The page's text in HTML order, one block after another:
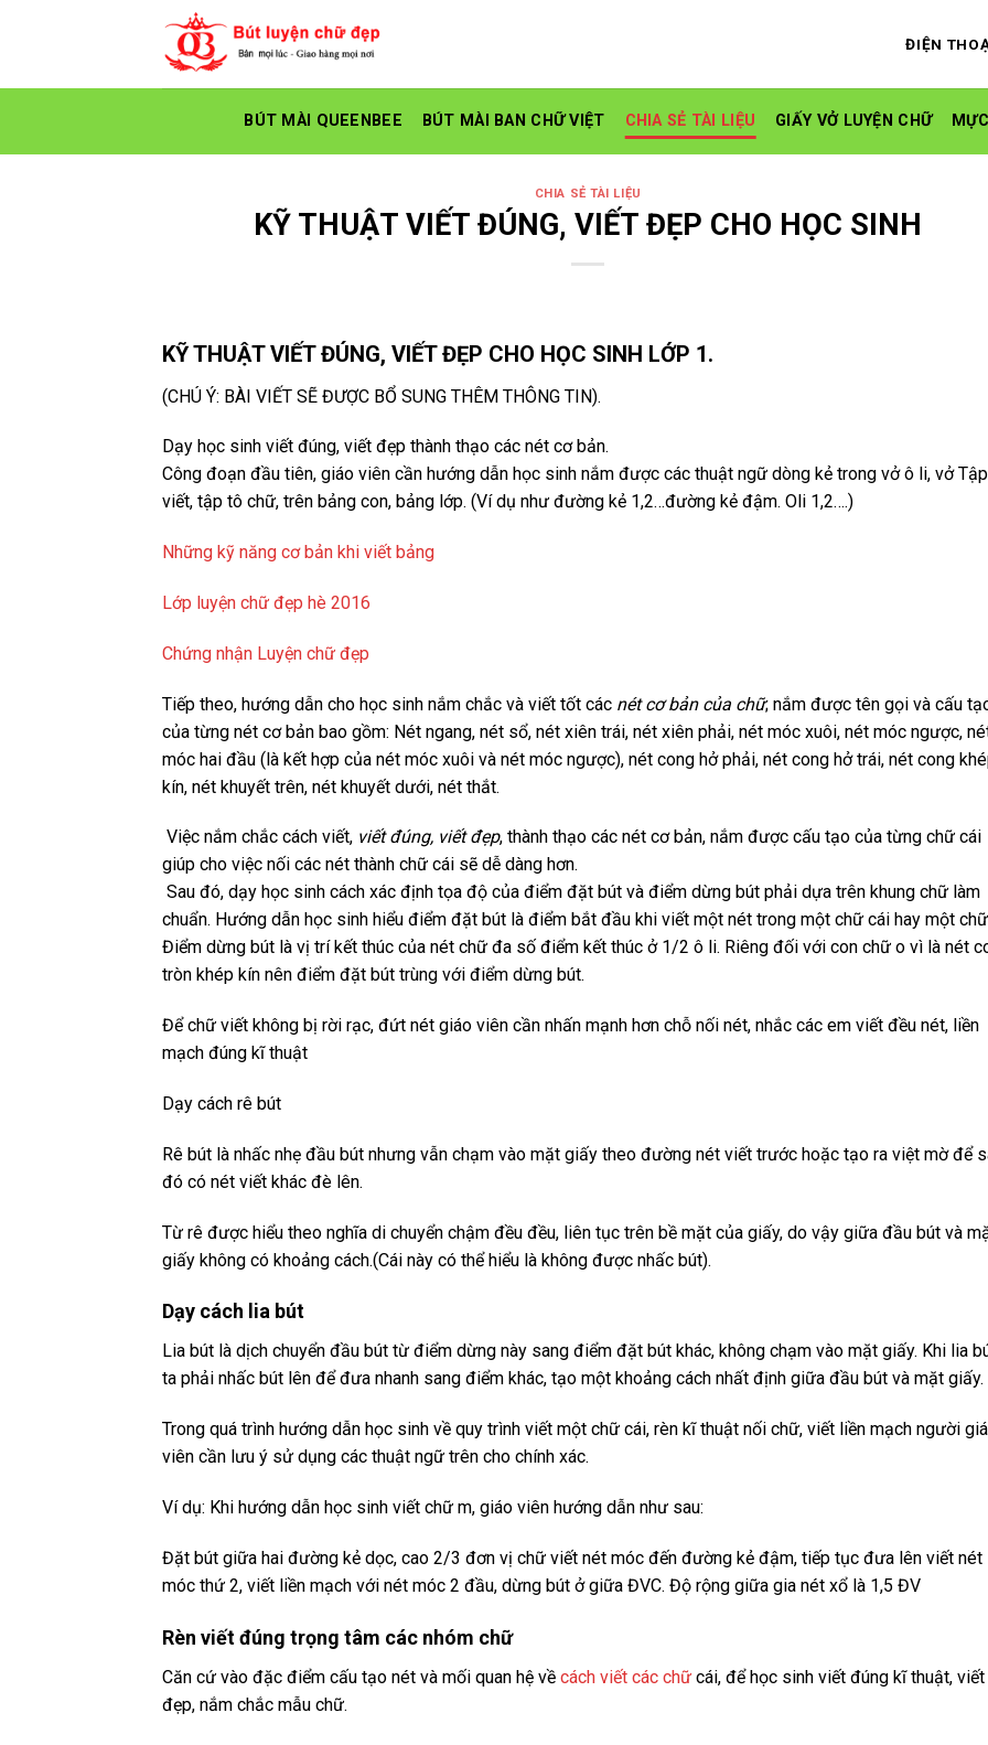
ĐIỆN
BÚT MÀI QUEENBEE BÚT MÀI BAN CHỮ VIỆT CHIA SẺ TÀI LIỆU GIẤY VỞ LUYỆN CHỮ
CHIA SẺ TÀI LIỆU
KỸ THUẬT VIẾT ĐÚNG, VIẾT ĐẸP CHO HỌC SINH
KỸ THUẬT VIẾT ĐÚNG, VIẾT ĐẸP CHO HỌC SINH LỚP 1.
(CHÚ Ý: BÀI VIẾT SẼ ĐƯỢC BỔ SUNG THÊM THÔNG TIN).
Dạy học sinh viết đúng, viết đẹp thành thạo các nét cơ bản.
Công đoạn đầu tiên, giáo viên cần hướng dẫn học sinh nắm được các thuật ngữ dòng kẻ trong vở ô li, vở Tập
viết, tập tô chữ, trên bảng con, bảng lớp. (Ví dụ như đường kẻ 1,2…đường kẻ đậm. Oli 1,2….)
Những kỹ năng cơ bản khi viết bảng
Lớp luyện chữ đẹp hè 2016
Chứng nhận Luyện chữ đẹp
Tiếp theo, hướng dẫn cho học sinh nắm chắc và viết tốt các nét cơ bản của chữ; nắm được tên gọi và cấu
của từng nét cơ bản bao gồm: Nét ngang, nét sổ, nét xiên trái, nét xiên phải, nét móc xuôi, nét móc ngược,
móc hai đầu (là kết hợp của nét móc xuôi và nét móc ngược), nét cong hở phải, nét cong hở trái, nét cong
kín, nét khuyết trên, nét khuyết dưới, nét thắt.
Việc nắm chắc cách viết, viết đúng, viết đẹp, thành thạo các nét cơ bản, nắm được cấu tạo của từng chữ cái
giúp cho việc nối các nét thành chữ cái sẽ dễ dàng hơn.
Sau đó, dạy học sinh cách xác định tọa độ của điểm đặt bút và điểm dừng bút phải dựa trên khung chữ làm
chuẩn. Hướng dẫn học sinh hiểu điểm đặt bút là điểm bắt đầu khi viết một nét trong một chữ cái hay một
Điểm dừng bút là vị trí kết thúc của nét chữ đa số điểm kết thúc ở 1/2 ô li. Riêng đối với con chữ o vì là nét
tròn khép kín nên điểm đặt bút trùng với điểm dừng bút.
Để chữ viết không bị rời rạc, đứt nét giáo viên cần nhấn mạnh hơn chỗ nối nét, nhắc các em viết đều nét, liền
mạch đúng kĩ thuật
Dạy cách rê bút
Rê bút là nhấc nhẹ đầu bút nhưng vẫn chạm vào mặt giấy theo đường nét viết trước hoặc tạo ra việt mờ để
đó có nét viết khác đè lên.
Từ rê được hiểu theo nghĩa di chuyển chậm đều đều, liên tục trên bề mặt của giấy, do vậy giữa đầu bút và
giấy không có khoảng cách.(Cái này có thể hiểu là không được nhấc bút).
Dạy cách lia bút
Lia bút là dịch chuyển đầu bút từ điểm dừng này sang điểm đặt bút khác, không chạm vào mặt giấy. Khi lia
ta phải nhấc bút lên để đưa nhanh sang điểm khác, tạo một khoảng cách nhất định giữa đầu bút và mặt giấy.
Trong quá trình hướng dẫn học sinh về quy trình viết một chữ cái, rèn kĩ thuật nối chữ, viết liền mạch người
viên cần lưu ý sử dụng các thuật ngữ trên cho chính xác.
Ví dụ: Khi hướng dẫn học sinh viết chữ m, giáo viên hướng dẫn như sau:
Đặt bút giữa hai đường kẻ dọc, cao 2/3 đơn vị chữ viết nét móc đến đường kẻ đậm, tiếp tục đưa lên viết nét
móc thứ 2, viết liền mạch với nét móc 2 đầu, dừng bút ở giữa ĐVC. Độ rộng giữa gia nét xổ là 1,5 ĐV
Rèn viết đúng trọng tâm các nhóm chữ
Căn cứ vào đặc điểm cấu tạo nét và mối quan hệ về cách viết các chữ cái, để học sinh viết đúng kĩ thuật, viết
đẹp, nắm chắc mẫu chữ.